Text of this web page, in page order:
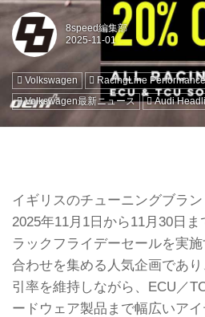
8speed編集部
Volkswagen RacingLine
Volkswagen最新ニュース
Audi
イギリスのチューニングブラン
2025年11月1日から11月30日
ラックフライデーセールを実
合わせを集める人気企画であ
引率を維持しながら、ECU／
ードウェア製品まで幅広いア